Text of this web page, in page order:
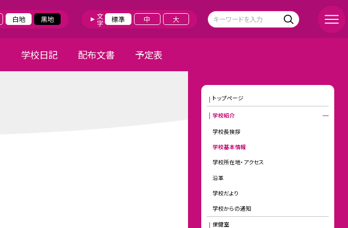
白地 黒地 文字 標準 中 大
学校日記 配布文書 予定表
トップページ
学校紹介
学校長挨拶
学校基本情報
学校所在地・アクセス
沿革
学校だより
学校からの通知
保健室